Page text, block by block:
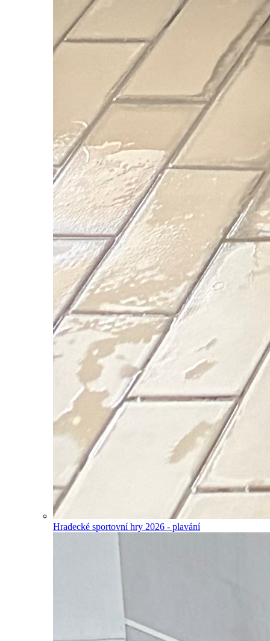
Hradecké sportovní hry 2026 - plavání